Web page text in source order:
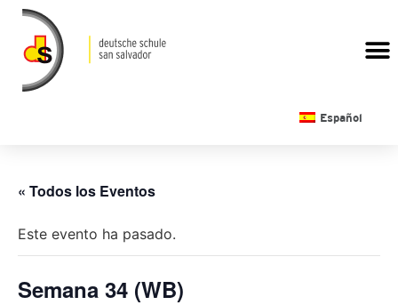
Español
« Todos los Eventos
Este evento ha pasado.
Semana 34 (WB)